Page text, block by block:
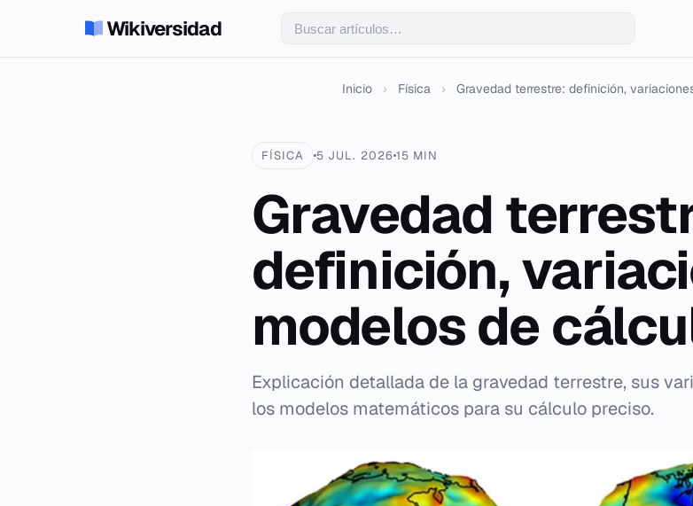
Wikiversidad
Inicio › Física › Gravedad terrestre: definición,
FÍSICA 5 JUL. 2026 15 MIN
Gravedad
definición,
modelos de
Explicación detallada de la gravedad terrestre, sus
los modelos matemáticos para su cálculo preciso.